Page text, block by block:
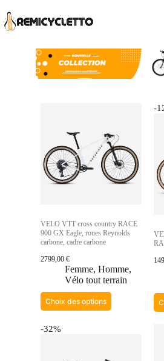
VELO VTT cross country RACE
900 GX Eagle, roues Reynolds
carbone, cadre carbone
2799,00 €
Femme, Homme,
Vélo tout terrain
Choix des options
-
-32%